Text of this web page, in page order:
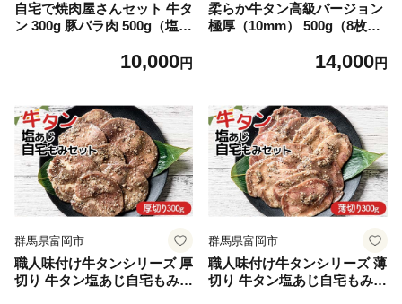
自宅で焼肉屋さんセット 牛タ
ン 300g 豚バラ肉 500g（塩
ンプ 味付き 冷凍焼肉 牛たん
10,000円
柔らか牛タン高級バージョン
極厚（10mm） 500g（8枚～
BBQ キャンプ 味付き 冷凍焼
14,000円
群馬県富岡市
職人味付け牛タンシリーズ 厚
切り 牛タン塩あじ自宅もみセ
群馬県富岡市
職人味付け牛タンシリーズ 薄
切り 牛タン塩あじ自宅もみセ